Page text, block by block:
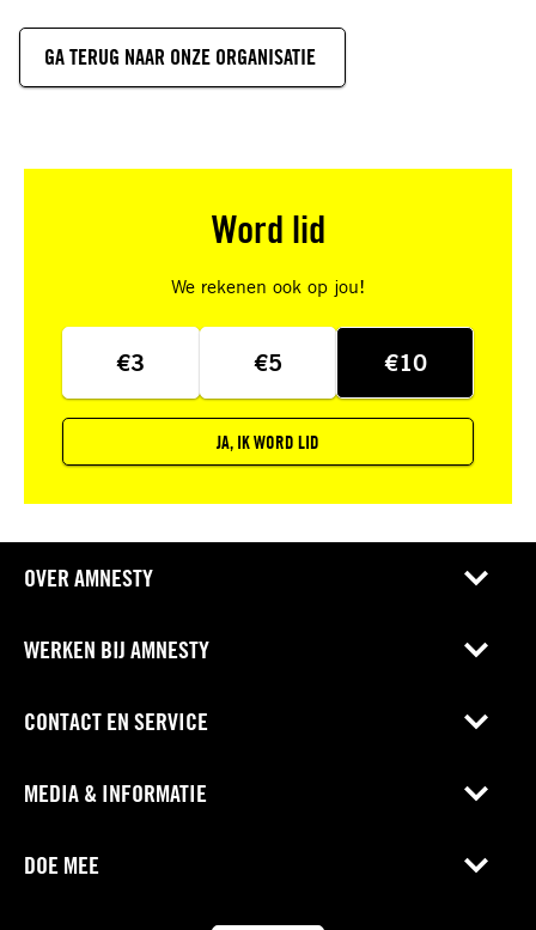
GA TERUG NAAR ONZE ORGANISATIE
Word lid
We rekenen ook op jou!
€3 €5 €10
JA, IK WORD LID
OVER AMNESTY
WERKEN BIJ AMNESTY
CONTACT EN SERVICE
MEDIA & INFORMATIE
DOE MEE